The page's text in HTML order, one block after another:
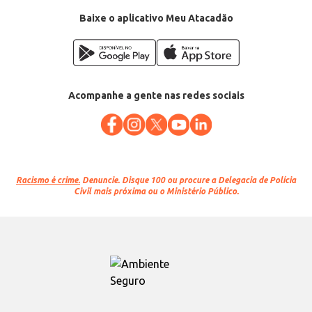
Baixe o aplicativo Meu Atacadão
Acompanhe a gente nas redes sociais
Racismo é crime. Denuncie. Disque 100 ou procure a Delegacia de Polícia
Civil mais próxima ou o Ministério Público.